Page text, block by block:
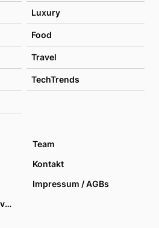
Luxury
Food
Travel
TechTrends
Team
Kontakt
Impressum / AGBs
Datenschutzoptionen verwalten